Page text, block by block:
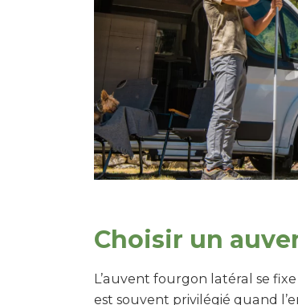
Choisir un
L’auvent fourgon latéral se
est souvent privilégié quand